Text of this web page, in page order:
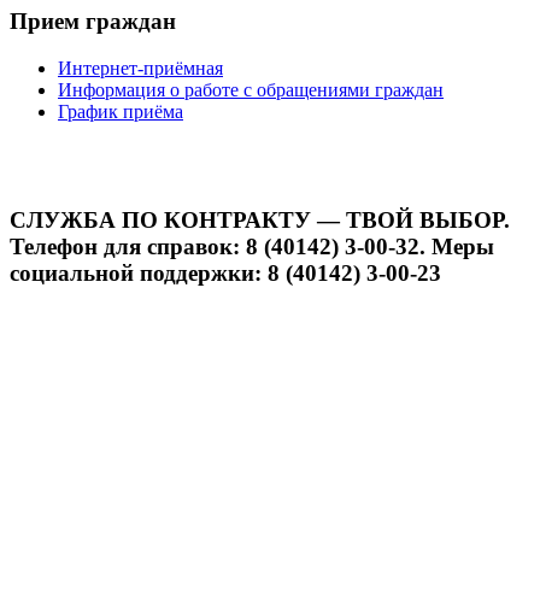
Прием граждан
Интернет-приёмная
Информация о работе с обращениями граждан
График приёма
СЛУЖБА ПО КОНТРАКТУ — ТВОЙ ВЫБОР.
Телефон для справок: 8 (40142) 3-00-32. Меры
социальной поддержки: 8 (40142) 3-00-23